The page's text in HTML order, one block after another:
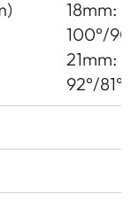
18mm:
100°/
21mm:
92°/81°/